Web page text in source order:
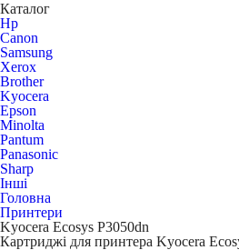
Каталог
Hp
Canon
Samsung
Xerox
Brother
Kyocera
Epson
Minolta
Pantum
Panasonic
Sharp
Інші
Головна
Принтери
Kyocera Ecosys P3050dn
Картриджі для принтера Kyocera